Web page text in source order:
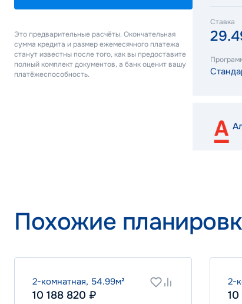
Это предварительные расчёты. Окончательная
сумма кредита и размер ежемесячного платежа
станут известны после того, как вы предоставите
полный комплект документов, а банк оценит вашу
платёжеспособность.
Ставка
IT
Похожие
2-комнатная, 54.99м²
10 188 820 ₽
2-